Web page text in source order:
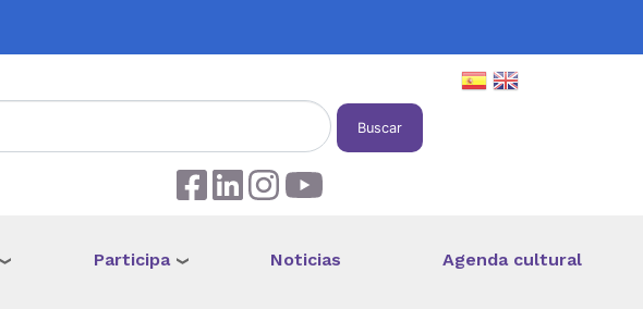
Buscar
Participa Noticias Agenda cultural